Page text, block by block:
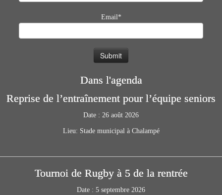
Email*
Dans l'agenda
Reprise de l’entraînement pour l’équipe seniors
Date : 26 août 2026
Lieu: Stade municipal à Chalampé
Tournoi de Rugby à 5 de la rentrée
Date : 5 septembre 2026